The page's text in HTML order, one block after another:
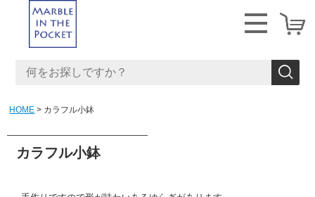
HOME カラフル小鉢
カラフル小鉢